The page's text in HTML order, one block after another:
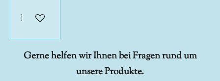
In den Warenkorb
Gerne helfen wir Ihnen bei Fragen rund um
unsere Produkte.